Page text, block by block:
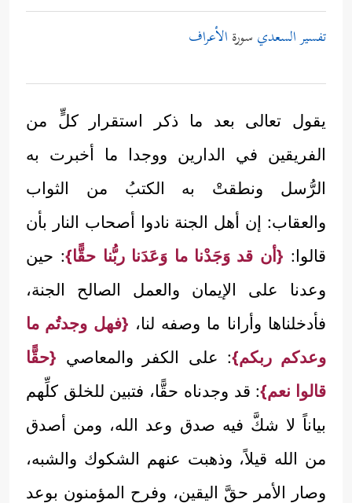
تفسير السعدي سورة الأعراف
يقول تعالى بعد ما ذكر استقرار كلٍّ من
الفريقين في الدارين ووجدا ما أخبرت به
الرُّسل ونطقتْ به الكتبُ من الثواب
والعقاب: إن أهل الجنة نادوا أصحاب النار بأن
قالوا: {أن قد وَجَدْنا ما وَعَدَنا ربُّنا حقًّا}: حين
وعدنا على الإيمان والعمل الصالح الجنة،
فأدخلناها وأرانا ما وصفه لنا، {فهل وجدتُم ما
وعدكم ربكم}: على الكفر والمعاصي {حقًّا
قالوا نعم}: قد وجدناه حقًّا، فتبين للخلق كلِّهم
بياناً لا شكَّ فيه صدق وعد الله، ومن أصدق
من الله قيلاً، وذهبت عنهم الشكوك والشبه،
وصار الأمر حقَّ اليقين، وفرح المؤمنون بوعد